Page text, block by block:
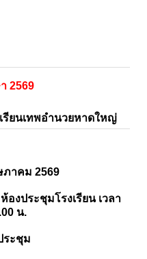
2569
รียนเทพอำนวยหาดใหญ่
าคม 2569
งประชุมโรงเรียน เวลา
น.
ระชุม